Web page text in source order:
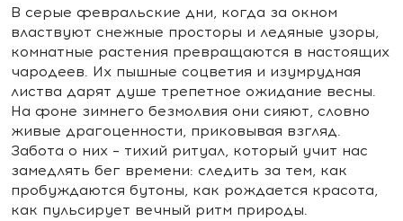
В серые февральские дни, когда за окном
властвуют снежные просторы и ледяные узоры,
комнатные растения превращаются в настоящих
чародеев. Их пышные соцветия и изумрудная
листва дарят душе трепетное ожидание весны.
На фоне зимнего безмолвия они сияют, словно
живые драгоценности, приковывая взгляд.
Забота о них – тихий ритуал, который учит нас
замедлять бег времени: следить за тем, как
пробуждаются бутоны, как рождается красота,
как пульсирует вечный ритм природы.